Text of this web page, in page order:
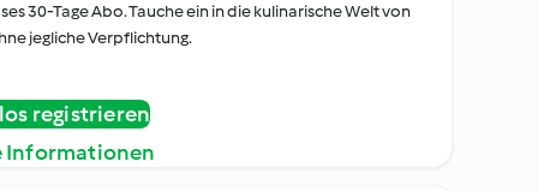
30-Tage Abo. Tauche ein in die kulinarische Welt von
jegliche Verpflichtung.
registrieren
Informationen